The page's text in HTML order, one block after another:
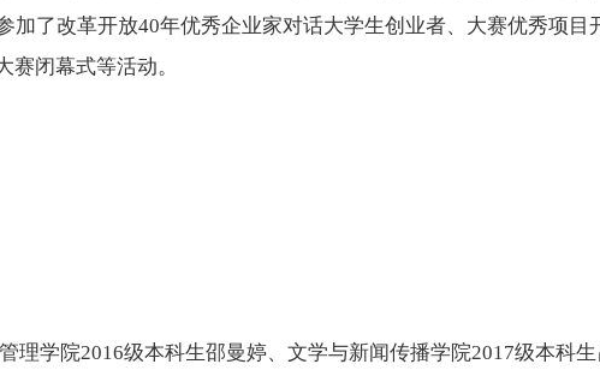
了改革开放40年优秀企业家对话大学生创业者、大赛优秀项目
闭幕式等活动。
理学院2016级本科生邵曼婷、文学与新闻传播学院2017级本科